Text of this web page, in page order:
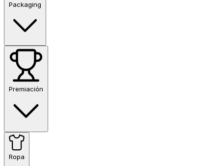
Packaging
Premiación
Ropa